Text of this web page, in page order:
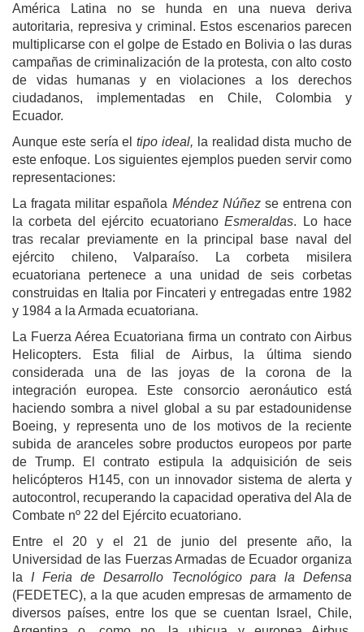
América Latina no se hunda en una nueva deriva
autoritaria, represiva y criminal. Estos escenarios parecen
multiplicarse con el golpe de Estado en Bolivia o las duras
campañas de criminalización de la protesta, con alto costo
de vidas humanas y en violaciones a los derechos
ciudadanos, implementadas en Chile, Colombia y
Ecuador.
Aunque este sería eltipo ideal, la realidad dista mucho de
este enfoque. Los siguientes ejemplos pueden servir como
representaciones:
La fragata militar española Méndez Núñezse entrena con
la corbeta del ejército ecuatorianoEsmeraldas. Lo hace
tras recalar previamente en la principal base naval del
ejército chileno, Valparaíso. La corbeta misilera
ecuatoriana pertenece a una unidad de seis corbetas
construidas en Italia por Fincateri y entregadas entre 1982
y 1984 a la Armada ecuatoriana.
La Fuerza Aérea Ecuatoriana firma un contrato con Airbus
Helicopters. Esta filial de Airbus, la última siendo
considerada una de las joyas de la corona de la
integración europea. Este consorcio aeronáutico está
haciendo sombra a nivel global a su par estadounidense
Boeing, y representa uno de los motivos de la reciente
subida de aranceles sobre productos europeos por parte
de Trump. El contrato estipula la adquisición de seis
helicópteros H145, con un innovador sistema de alerta y
autocontrol, recuperando la capacidad operativa del Ala de
Combate nº 22 del Ejército ecuatoriano.
Entre el 20 y el 21 de junio del presente año, la
Universidad de las Fuerzas Armadas de Ecuador organiza
la I Feria de Desarrollo Tecnológico para la Defensa
(FEDETEC), a la que acuden empresas de armamento de
diversos países, entre los que se cuentan Israel, Chile,